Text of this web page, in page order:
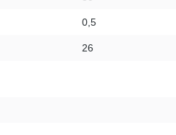
0,5
26